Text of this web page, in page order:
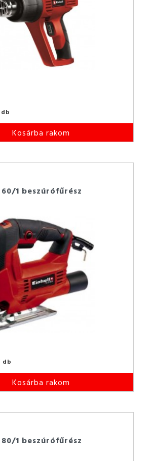
Kosárba rakom
60/1 beszúrófűrész
db
Kosárba rakom
80/1 beszúrófűrész